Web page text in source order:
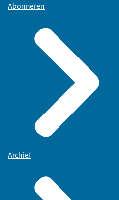
Abonneren
Archief